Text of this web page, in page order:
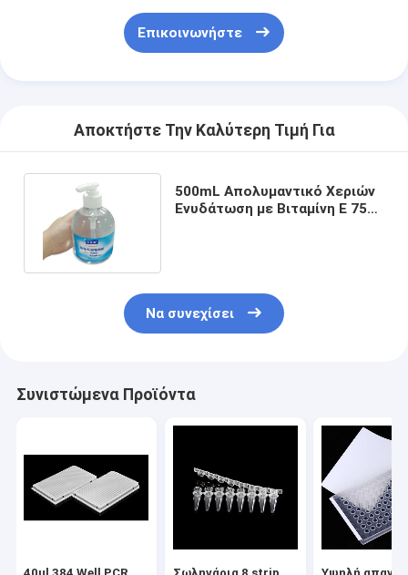
Επικοινωνήστε
Αποκτήστε Την Καλύτερη Τιμή Για
500mL Απολυμαντικό Χεριών
Ενυδάτωση με Βιταμίνη Ε 75%
Να συνεχίσει
Συνιστώμενα Προϊόντα